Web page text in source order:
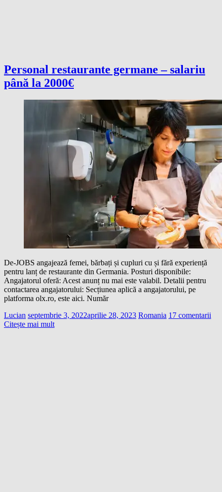
Personal restaurante germane – salariu
până la 2000€
De-JOBS angajează femei, bărbați și cupluri cu și fără experiență
pentru lanț de restaurante din Germania. Posturi disponibile:
Angajatorul oferă: Acest anunț nu mai este valabil. Detalii pentru
contactarea angajatorului: Secțiunea aplică a angajatorului, pe
platforma olx.ro, este aici. Număr
Lucian septembrie 3, 2022aprilie 28, 2023 Romania 17 comentarii
Citește mai mult